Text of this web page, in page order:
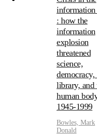
information
: how the
information
explosion
threatened
science,
democracy,
library, and
human
1945-1999
Bowles, Mark
Donald